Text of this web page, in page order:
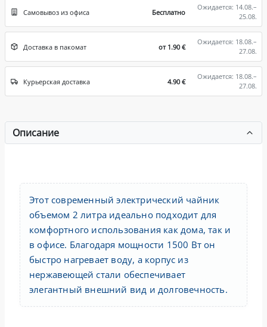
Самовывоз из офиса Бесплатно
Ожидается: 14.08.–
25.08.
Доставка в пакомат от 1.90 €
Ожидается: 18.08.–
27.08.
Курьерская доставка 4.90 €
Ожидается: 18.08.–
27.08.
Описание
Этот современный электрический чайник
объемом 2 литра идеально подходит для
комфортного использования как дома, так и
в офисе. Благодаря мощности 1500 Вт он
быстро нагревает воду, а корпус из
нержавеющей стали обеспечивает
элегантный внешний вид и долговечность.